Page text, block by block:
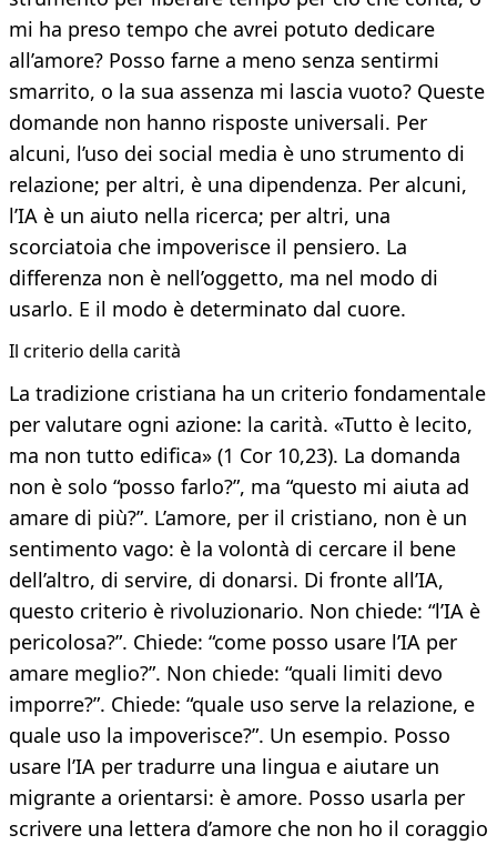
mi ha preso tempo che avrei potuto dedicare
all’amore? Posso farne a meno senza sentirmi
smarrito, o la sua assenza mi lascia vuoto? Queste
domande non hanno risposte universali. Per
alcuni, l’uso dei social media è uno strumento di
relazione; per altri, è una dipendenza. Per alcuni,
l’IA è un aiuto nella ricerca; per altri, una
scorciatoia che impoverisce il pensiero. La
differenza non è nell’oggetto, ma nel modo di
usarlo. E il modo è determinato dal cuore.
Il criterio della carità
La tradizione cristiana ha un criterio fondamentale
per valutare ogni azione: la carità. «Tutto è lecito,
ma non tutto edifica» (1 Cor 10,23). La domanda
non è solo “posso farlo?”, ma “questo mi aiuta ad
amare di più?”. L’amore, per il cristiano, non è un
sentimento vago: è la volontà di cercare il bene
dell’altro, di servire, di donarsi. Di fronte all’IA,
questo criterio è rivoluzionario. Non chiede: “l’IA è
pericolosa?”. Chiede: “come posso usare l’IA per
amare meglio?”. Non chiede: “quali limiti devo
imporre?”. Chiede: “quale uso serve la relazione, e
quale uso la impoverisce?”. Un esempio. Posso
usare l’IA per tradurre una lingua e aiutare un
migrante a orientarsi: è amore. Posso usarla per
scrivere una lettera d’amore che non ho il coraggio